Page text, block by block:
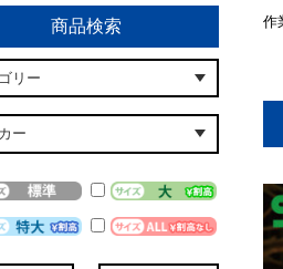
商品検索 作